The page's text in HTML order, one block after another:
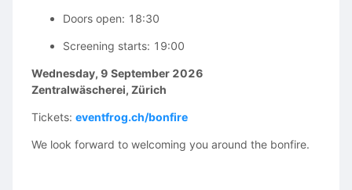
Sora’s Coach
Organizer
Khang’s Coach
FEATURED EXTRAS
Right-Hand Man (minimal dialogue)
Doors open: 18:30
Screening starts: 19:00
Wednesday, 9 September 2026
Zentralwäscherei, Zürich
Tickets: eventfrog.ch/bonfire
We look forward to welcoming you around the bonfire.